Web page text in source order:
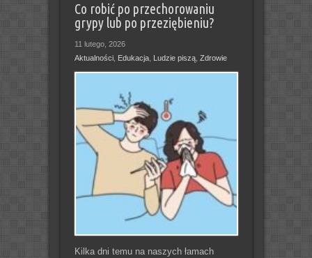
Co robić po przechorowaniu
grypy lub po przeziębieniu?
11 lutego, 2026
Aktualności, Edukacja, Ludzie piszą, Zdrowie
Kilka dni temu na naszych łamach